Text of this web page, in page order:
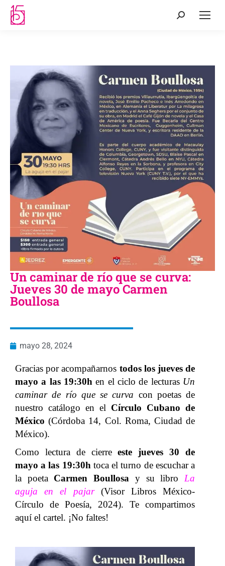
Un caminar de río que se curva:
Jueves 30 de mayo Carmen
Boullosa
mayo 28, 2024
Gracias por acompañarnos todos los jueves de
mayo a las 19:30h en el ciclo de lecturas Un
caminar de río que se curva con poetas de
nuestro catálogo en el Círculo Cubano de
México (Córdoba 14, Col. Roma, Ciudad de
México).
Como lectura de cierreeste jueves 30 de
mayo a las 19:30h toca el turno de escuchar a
la poeta Carmen Boullosa y su libro La
aguja en el pajar(Visor Libros México-
Círculo de Poesía, 2024). Te compartimos
aquí el cartel. ¡No faltes!